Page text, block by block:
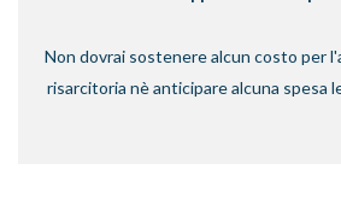
Non dovrai sostenere alcun costo per
risarcitoria nè anticipare alcuna spesa